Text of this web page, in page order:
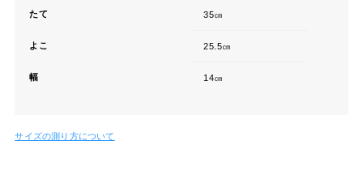
たて 35㎝
よこ 25.5㎝
幅 14㎝
サイズの測り方について